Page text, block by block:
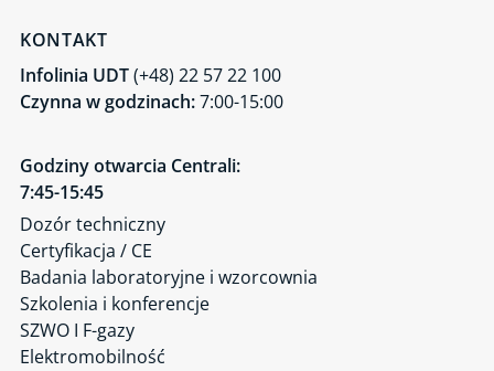
KONTAKT
Infolinia UDT(+48) 22 57 22 100
Czynna w godzinach:7:00-15:00
Godziny otwarcia Centrali:
7:45-15:45
Dozór techniczny
Certyfikacja / CE
Badania laboratoryjne i wzorcownia
Szkolenia i konferencje
SZWO I F-gazy
Elektromobilność